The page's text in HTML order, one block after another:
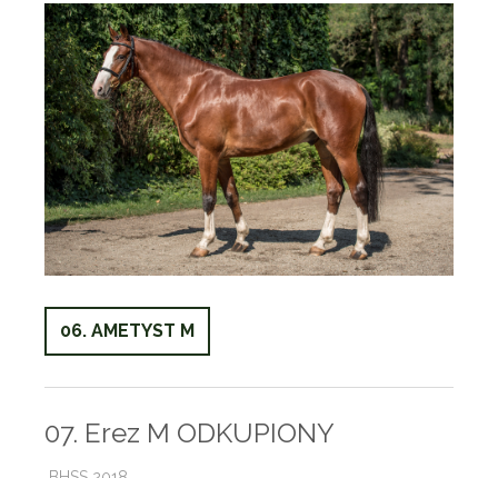
06. AMETYST M
07. Erez M ODKUPIONY